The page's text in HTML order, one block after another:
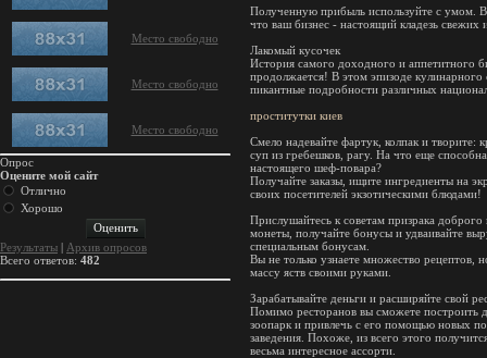
Место свободно
Место свободно
Место свободно
Опрос
Оцените мой сайт
Отлично
Хорошо
Результаты | Архив опросов
Всего ответов: 482
Полученную прибыль используйте с умом.
что ваш бизнес - настоящий кладезь свежих
Лакомый кусочек
История самого доходного и аппетитного
продолжается! В этом эпизоде кулинарного
пикантные подробности различных
проститутки киев
Смело надевайте фартук, колпак и творите:
суп из гребешков, рагу. На что еще
настоящего шеф-повара?
Получайте заказы, ищите ингредиенты на
своих посетителей экзотическими блюдами!
Прислушайтесь к советам призрака доброго
монеты, получайте бонусы и удваивайте
специальным бонусам.
Вы не только узнаете множество рецептов,
массу яств своими руками.
Зарабатывайте деньги и расширяйте свой
Помимо ресторанов вы сможете построить
зоопарк и привлечь с его помощью новых
заведения. Похоже, из всего этого
весьма интересное ассорти.